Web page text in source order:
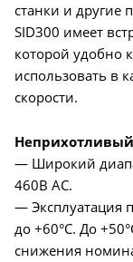
станки и
SID300 имеет
которой удобно
использовать в
скорости.
— Широкий
460В AC.
— Эксплуатация
до +60°C. До
снижения